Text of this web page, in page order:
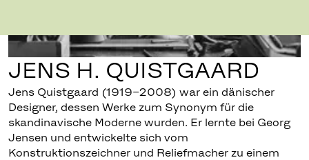
JENS H. QUISTGAARD
Jens Quistgaard (1919–2008) war ein dänischer
Designer, dessen Werke zum Synonym für die
skandinavische Moderne wurden. Er lernte bei Georg
Jensen und entwickelte sich vom
Konstruktionszeichner und Reliefmacher zu einem